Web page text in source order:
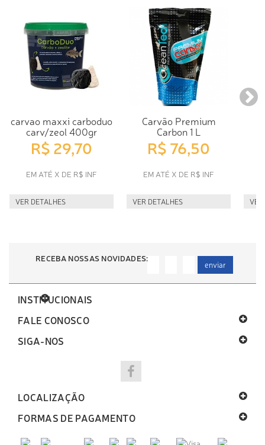
carvao maxxi carboduo
carv/zeol 400gr
R$ 29,70
EM ATÉ X DE R$ INF
VER DETALHES
Carvão Premium
Carbon 1 L
R$ 76,50
EM ATÉ X DE R$ INF
VER DETALHES VER
RECEBA NOSSAS NOVIDADES:
enviar
INSTITUCIONAIS
FALE CONOSCO
SIGA-NOS
LOCALIZAÇÃO
FORMAS DE PAGAMENTO